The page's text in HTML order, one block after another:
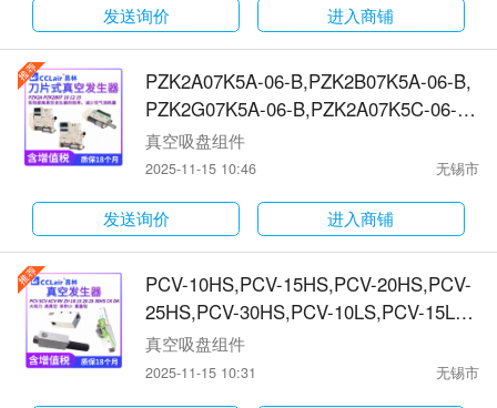
D,CV-05HS-CK,CV-10HS-CK,CV-15HS-
CK,CV-20HS-CK,CV-25HS-CK,CV-30H
S-CK真空发生器
发送询价 进入商铺
PZK2A07K5A-06-B,PZK2B07K5A-06-B,
PZK2G07K5A-06-B,PZK2A07K5C-06-B,
PZK2B07K5C-06-B,PZK2G07K5C-06-B,
PZK2A07K5E-06-B,PZK2B07K5E-06-B,
PZK2B07K5H-06-B,PZK2G07K5H-06-B,
PZK2A07K5K-06-B,PZK2B07K5K-06-B,
PZK2G07K5K-06-B真空发生器
真空吸盘组件
2025-11-15 10:46 无锡市
发送询价 进入商铺
PCV-10HS,PCV-15HS,PCV-20HS,PCV-
25HS,PCV-30HS,PCV-10LS,PCV-15LS,
PCV-20LS,PCV-25LS,PCV-30LS,PCV-1
0HS-MD,PCV-15HS-MD,PCV-20HS-M
真空吸盘组件
2025-11-15 10:31 无锡市